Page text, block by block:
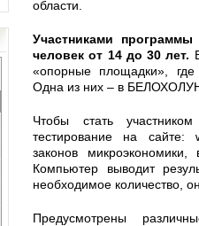
области.
Участниками
человек от 14 до 30 лет.
«опорные площадки», где
Одна из них – в
Чтобы стать
тестирование на сайте:
законов
Компьютер выводит
необходимое количество,
Предусмотрены